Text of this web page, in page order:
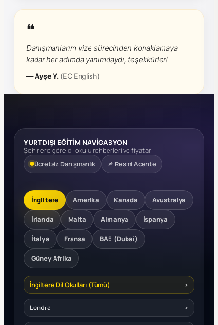
❝
Danışmanlarım vize sürecinden konaklamaya
kadar her adımda yanımdaydı, teşekkürler!
— Ayşe Y. (EC English)
YURTDIŞI EĞİTİM NAVİGASYON
Şehirlere göre dil okulu rehberleri ve fiyatlar
Ücretsiz Danışmanlık
📌 Resmi Acente
İngiltere Amerika Kanada Avustralya
İrlanda Malta Almanya İspanya
İtalya Fransa BAE (Dubai)
Güney Afrika
İngiltere Dil Okulları (Tümü) ›
Londra ›